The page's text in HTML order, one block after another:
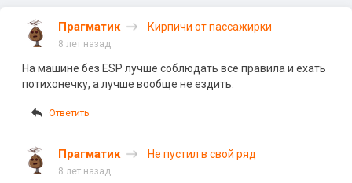
Прагматик Кирпичи от пассажирки
8 лет назад
На машине без ESP лучше соблюдать все правила и ехать
потихонечку, а лучше вообще не ездить.
Ответить
Прагматик Не пустил в свой ряд
8 лет назад